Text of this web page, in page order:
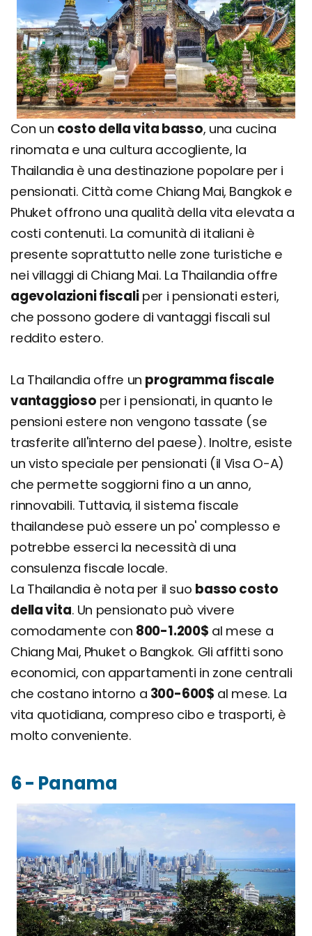
Con un costo della vita basso, una cucina
rinomata e una cultura accogliente, la
Thailandia è una destinazione popolare per i
pensionati. Città come Chiang Mai, Bangkok e
Phuket offrono una qualità della vita elevata a
costi contenuti. La comunità di italiani è
presente soprattutto nelle zone turistiche e
nei villaggi di Chiang Mai. La Thailandia offre
agevolazioni fiscaliper i pensionati esteri,
che possono godere di vantaggi fiscali sul
reddito estero.
La Thailandia offre un programma fiscale
vantaggioso per i pensionati, in quanto le
pensioni estere non vengono tassate (se
trasferite all'interno del paese). Inoltre, esiste
un visto speciale per pensionati (il Visa O-A)
che permette soggiorni fino a un anno,
rinnovabili. Tuttavia, il sistema fiscale
thailandese può essere un po' complesso e
potrebbe esserci la necessità di una
consulenza fiscale locale.
La Thailandia è nota per il suo basso costo
della vita. Un pensionato può vivere
comodamente con 800-1.200$ al mese a
Chiang Mai, Phuket o Bangkok. Gli affitti sono
economici, con appartamenti in zone centrali
che costano intorno a 300-600$ al mese. La
vita quotidiana, compreso cibo e trasporti, è
molto conveniente.
6 - Panama